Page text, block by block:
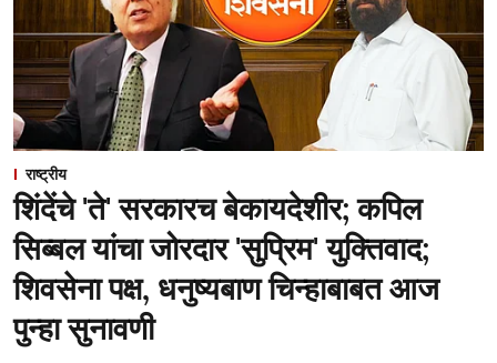
राष्ट्रीय
शिंदेंचे 'ते' सरकारच बेकायदेशीर; कपिल
सिब्बल यांचा जोरदार 'सुप्रिम' युक्तिवाद;
शिवसेना पक्ष, धनुष्यबाण चिन्हाबाबत आज
पुन्हा सुनावणी